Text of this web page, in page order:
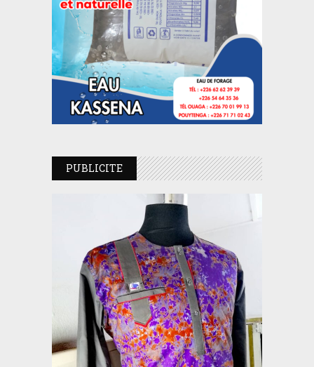
PUBLICITE